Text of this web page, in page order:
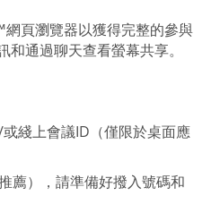
頁瀏覽器以獲得完整的參與
通過聊天查看螢幕共享。
綫上會議ID（僅限於桌面應
薦），請準備好撥入號碼和